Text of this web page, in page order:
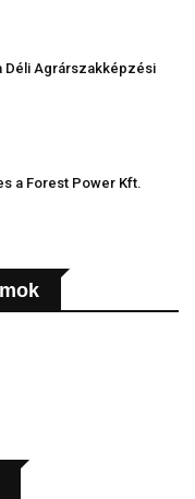
Déli Agrárszakképzési
a Forest Power Kft.